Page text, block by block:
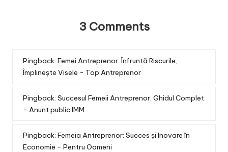
3 Comments
Pingback: Femei Antreprenor: Înfruntă Riscurile,
Împlinește Visele - Top Antreprenor
Pingback: Succesul Femeii Antreprenor: Ghidul Complet
- Anunt public IMM
Pingback: Femeia Antreprenor: Succes și Inovare în
Economie - Pentru Oameni